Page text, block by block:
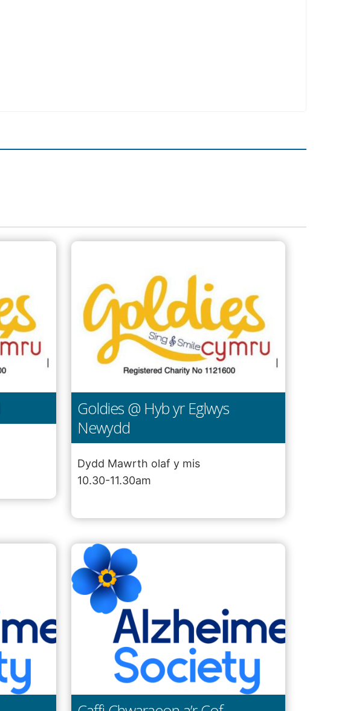
Goldies @ Hyb yr Eglwys
Newydd
Dydd Mawrth olaf y mis
10.30-11.30am